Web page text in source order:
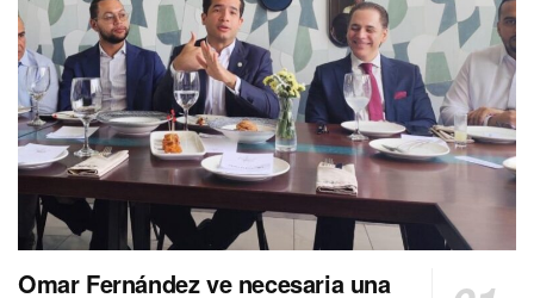
Omar Fernández ve necesaria una